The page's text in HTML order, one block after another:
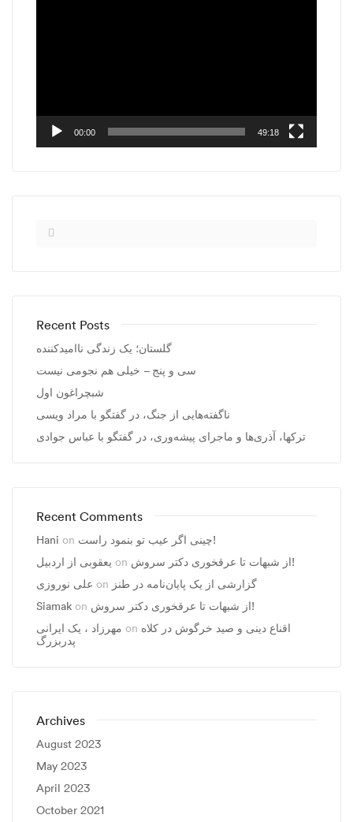
00:00 49:18
Recent Posts
گلستان؛ یک زندگی ناامیدکننده
سی و پنج – خیلی هم نجومی نیست
شبچراغون اول
ناگفته‌هایی از جنگ، در گفتگو با مراد ویسی
ترکها، آذری‌ها و ماجرای پیشه‌وری، در گفتگو با عباس جوادی
Recent Comments
Hani on
چینی اگر عیب تو بنمود راست!
یعقوبی از اردبیل on
از شبهات تا عرقخوری دکتر سروش!
علی نوروزی on گزارشی از یک پایان‌نامه در طنز
Siamak on
از شبهات تا عرقخوری دکتر سروش!
مهرزاد ، يک ايرانی on اقناع دینی و صید خرگوش در کلاه
پدربزرگ
Archives
August 2023
May 2023
April 2023
October 2021